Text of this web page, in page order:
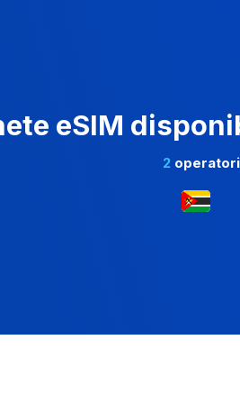
eSIM
2 operatori